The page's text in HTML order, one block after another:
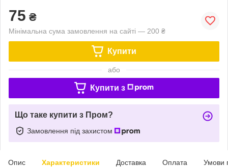
75 ₴
Мінімальна сума замовлення на сайті — 200 ₴
Купити
або
Купити з
Що таке купити з Пром?
Замовлення під захистом
Опис Характеристики Доставка Оплата Умови